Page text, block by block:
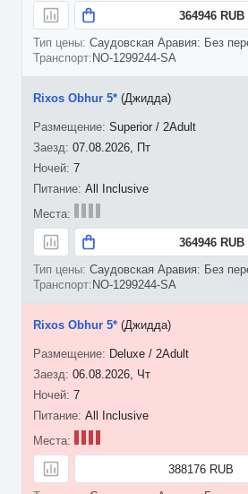
364946 RUB
Саудовская Аравия: Без
NO-1299244-SA
07.08.2026, Пт
7
Rixos Obhur 5* (Джидда)
Superior / 2Adult
All Inclusive
364946 RUB
Саудовская Аравия: Без
NO-1299244-SA
06.08.2026, Чт
7
Rixos Obhur 5* (Джидда)
Deluxe / 2Adult
All Inclusive
388176 RUB